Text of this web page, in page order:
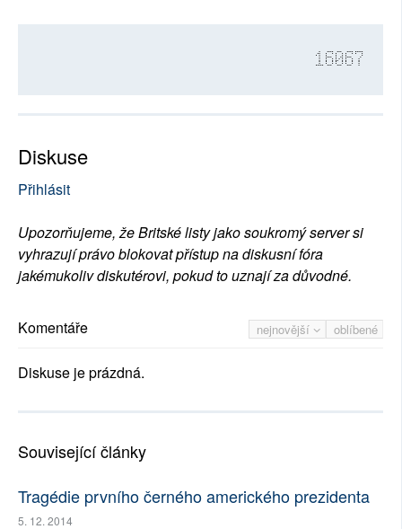
16067
Diskuse
Přihlásit
Upozorňujeme, že Britské listy jako soukromý server si
vyhrazují právo blokovat přístup na diskusní fóra
jakémukoliv diskutérovi, pokud to uznají za důvodné.
nejnovější oblíbené
Komentáře
Diskuse je prázdná.
Související články
Tragédie prvního černého amerického prezidenta
5. 12. 2014